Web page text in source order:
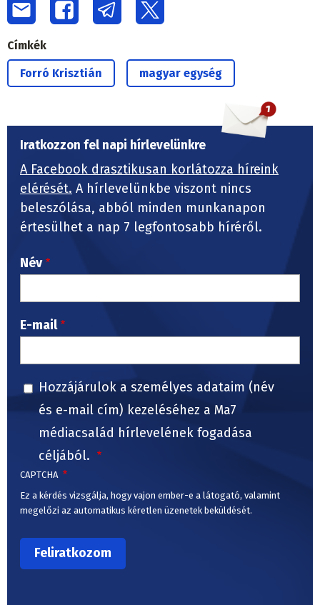
Címkék
Forró Krisztián magyar egység
Iratkozzon fel napi hírlevelünkre
A Facebook drasztikusan korlátozza híreink
elérését. A hírlevelünkbe viszont nincs
beleszólása, abból minden munkanapon
értesülhet a nap 7 legfontosabb híréről.
Név
E-mail
Hozzájárulok a személyes adataim (név
és e-mail cím) kezeléséhez a Ma7
médiacsalád hírlevelének fogadása
céljából.
CAPTCHA
Ez a kérdés vizsgálja, hogy vajon ember-e a látogató, valamint
megelőzi az automatikus kéretlen üzenetek beküldését.